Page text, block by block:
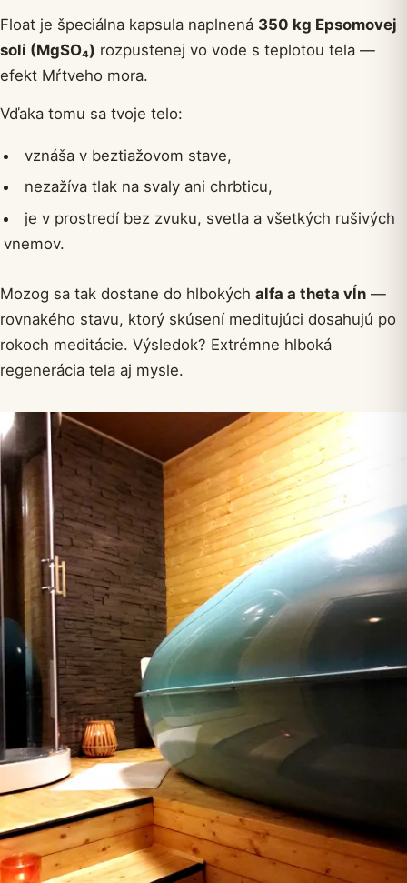
Float je špeciálna kapsula naplnená 350 kg Epsomovej
soli (MgSO₄) rozpustenej vo vode s teplotou tela —
efekt Mŕtveho mora.
Vďaka tomu sa tvoje telo:
vznáša v beztiažovom stave,
nezažíva tlak na svaly ani chrbticu,
je v prostredí bez zvuku, svetla a všetkých rušivých
vnemov.
Mozog sa tak dostane do hlbokých alfa a theta vĺn —
rovnakého stavu, ktorý skúsení meditujúci dosahujú po
rokoch meditácie. Výsledok? Extrémne hlboká
regenerácia tela aj mysle.